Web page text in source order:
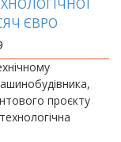
ЄВРО
проєкту